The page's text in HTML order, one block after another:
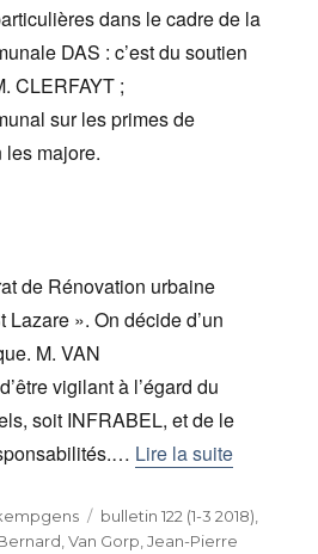
dans le cadre de la
DAS : c’est du soutien
CLERFAYT ;
sur les primes de
les majore.
de Rénovation urbaine
». On décide d’un
M. VAN
vigilant à l’égard du
soit INFRABEL, et de le
Lire la suite
Catégories
bulletin 122 (1-3 2018)
,Van Gorp, Jean-Pierre